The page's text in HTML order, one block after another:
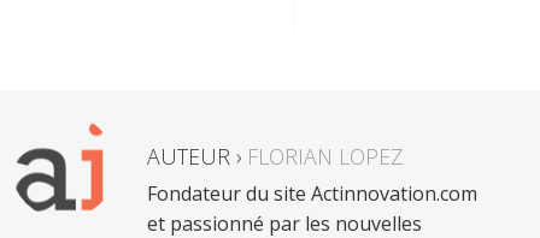
AUTEUR › FLORIAN LOPEZ
Fondateur du site Actinnovation.com
et passionné par les nouvelles